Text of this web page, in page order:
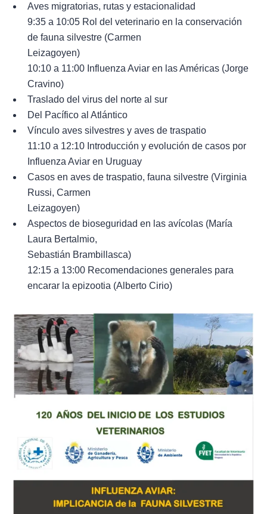
Aves migratorias, rutas y estacionalidad
9:35 a 10:05 Rol del veterinario en la conservación
de fauna silvestre (Carmen
Leizagoyen)
10:10 a 11:00 Influenza Aviar en las Américas (Jorge
Cravino)
Traslado del virus del norte al sur
Del Pacífico al Atlántico
Vínculo aves silvestres y aves de traspatio
11:10 a 12:10 Introducción y evolución de casos por
Influenza Aviar en Uruguay
Casos en aves de traspatio, fauna silvestre (Virginia
Russi, Carmen
Leizagoyen)
Aspectos de bioseguridad en las avícolas (María
Laura Bertalmio,
Sebastián Brambillasca)
12:15 a 13:00 Recomendaciones generales para
encarar la epizootia (Alberto Cirio)